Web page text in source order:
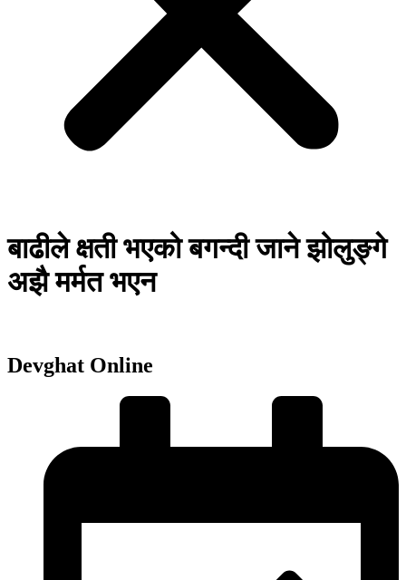
बाढीले क्षती भएको बगन्दी जाने झोलुङ्गे
अझै मर्मत भएन
Devghat Online